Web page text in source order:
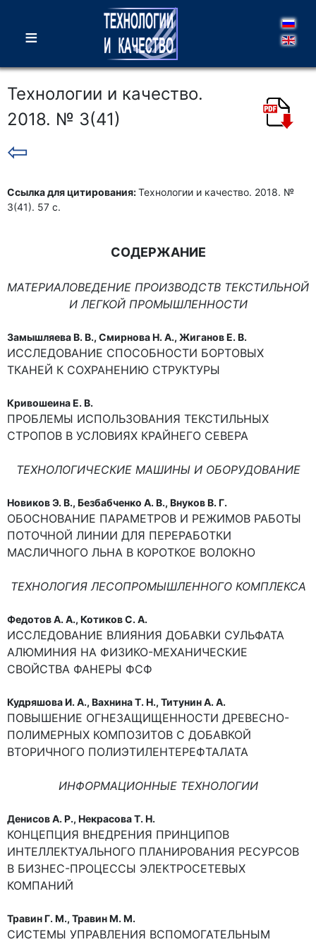
≡
Технологии и качество.
2018. № 3(41)
⇦
Ссылка для цитирования:Технологии и качество. 2018. №
3(41). 57 с.
СОДЕРЖАНИЕ
МАТЕРИАЛОВЕДЕНИЕ ПРОИЗВОДСТВ ТЕКСТИЛЬНОЙ
И ЛЕГКОЙ ПРОМЫШЛЕННОСТИ
Замышляева В. В., Смирнова Н. А., Жиганов Е. В.
ИССЛЕДОВАНИЕ СПОСОБНОСТИ БОРТОВЫХ
ТКАНЕЙ К СОХРАНЕНИЮ СТРУКТУРЫ
Кривошеина Е. В.
ПРОБЛЕМЫ ИСПОЛЬЗОВАНИЯ ТЕКСТИЛЬНЫХ
СТРОПОВ В УСЛОВИЯХ КРАЙНЕГО СЕВЕРА
ТЕХНОЛОГИЧЕСКИЕ МАШИНЫ И ОБОРУДОВАНИЕ
Новиков Э. В., Безбабченко А. В., Внуков В. Г.
ОБОСНОВАНИЕ ПАРАМЕТРОВ И РЕЖИМОВ РАБОТЫ
ПОТОЧНОЙ ЛИНИИ ДЛЯ ПЕРЕРАБОТКИ
МАСЛИЧНОГО ЛЬНА В КОРОТКОЕ ВОЛОКНО
ТЕХНОЛОГИЯ ЛЕСОПРОМЫШЛЕННОГО КОМПЛЕКСА
Федотов А. А., Котиков С. А.
ИССЛЕДОВАНИЕ ВЛИЯНИЯ ДОБАВКИ СУЛЬФАТА
АЛЮМИНИЯ НА ФИЗИКО-МЕХАНИЧЕСКИЕ
СВОЙСТВА ФАНЕРЫ ФСФ
Кудряшова И. А., Вахнина Т. Н., Титунин А. А.
ПОВЫШЕНИЕ ОГНЕЗАЩИЩЕННОСТИ ДРЕВЕСНО-
ПОЛИМЕРНЫХ КОМПОЗИТОВ С ДОБАВКОЙ
ВТОРИЧНОГО ПОЛИЭТИЛЕНТЕРЕФТАЛАТА
ИНФОРМАЦИОННЫЕ ТЕХНОЛОГИИ
Денисов А. Р., Некрасова Т. Н.
КОНЦЕПЦИЯ ВНЕДРЕНИЯ ПРИНЦИПОВ
ИНТЕЛЛЕКТУАЛЬНОГО ПЛАНИРОВАНИЯ РЕСУРСОВ
В БИЗНЕС-ПРОЦЕССЫ ЭЛЕКТРОСЕТЕВЫХ
КОМПАНИЙ
Травин Г. М., Травин М. М.
СИСТЕМЫ УПРАВЛЕНИЯ ВСПОМОГАТЕЛЬНЫМ